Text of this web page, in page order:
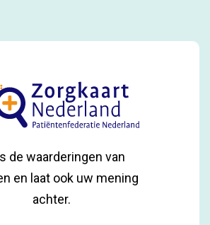
de waarderingen van
en laat ook uw mening
achter.